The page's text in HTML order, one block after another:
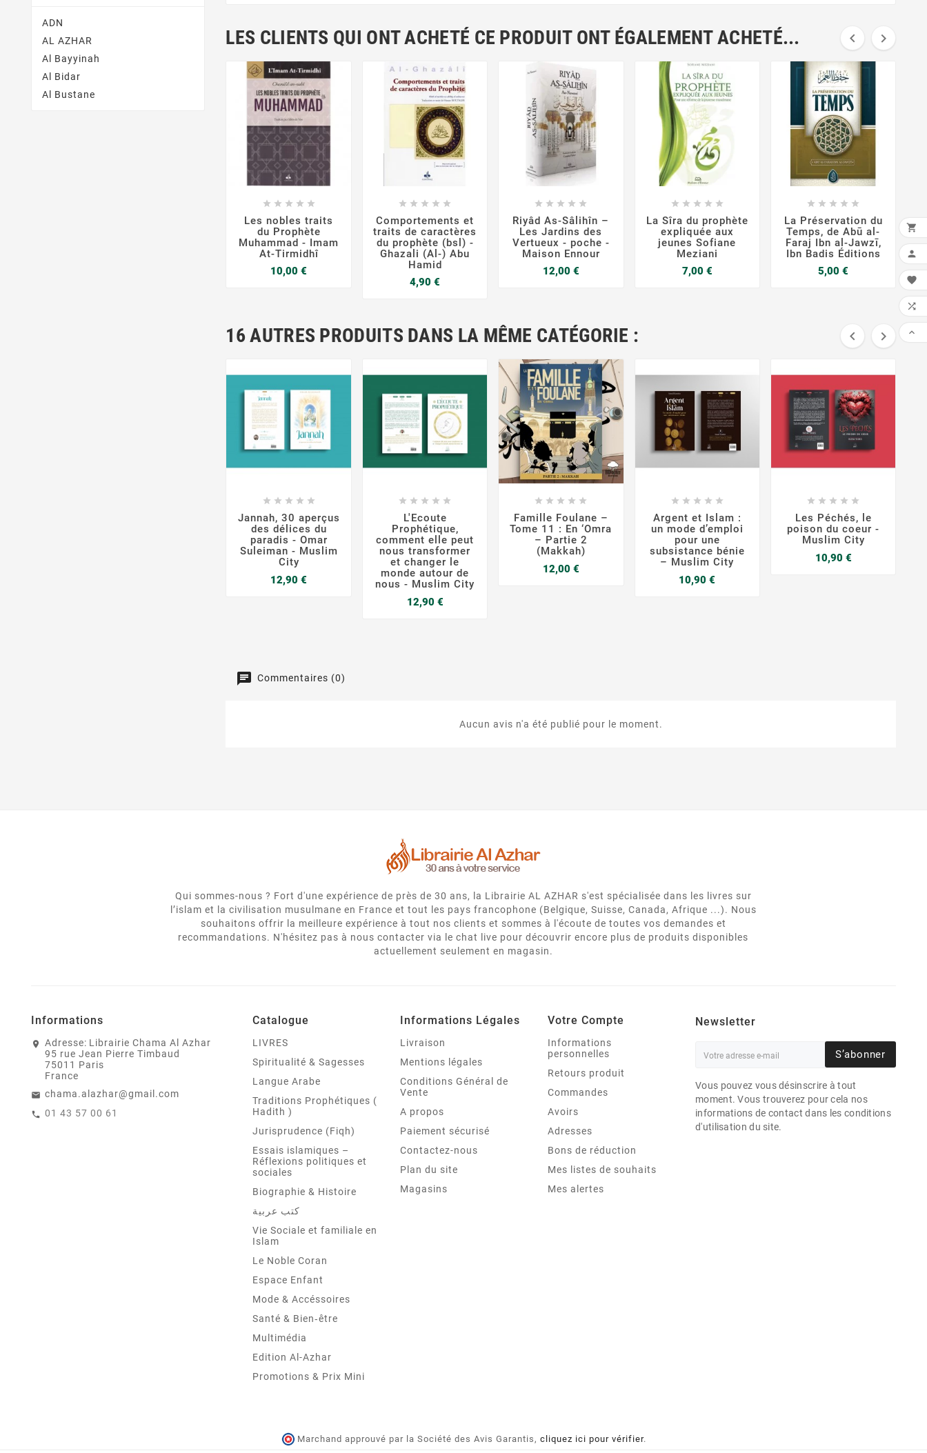
ADN
AL AZHAR
Al Bayyinah
Al Bidar
Al Bustane
LES CLIENTS QUI ONT ACHETÉ CE PRODUIT ONT ÉGALEMENT ACHETÉ...  
 


    
Les nobles traits
du Prophète
Muhammad - Imam
At-Tirmidhî
10,00 €

    
Comportements et
traits de caractères
du prophète (bsl) -
Ghazali (Al-) Abu
Hamid
4,90 €
 

    
Riyâd As-Sâlihîn –
Les Jardins des
Vertueux - poche -
Maison Ennour
12,00 €Prix
 

    
La Sîra du prophète
expliquée aux
jeunes Sofiane
Meziani
7,00 €Prix
 


    
La Préservation du
Temps, de Abū al-
Faraj Ibn al-Jawzī,
Ibn Badis Éditions
5,00 €
16 AUTRES PRODUITS DANS LA MÊME CATÉGORIE :  
    
Jannah, 30 aperçus
des délices du
paradis - Omar
Suleiman - Muslim
City
12,90 €
    
L'Ecoute
Prophétique,
comment elle peut
nous transformer
et changer le
monde autour de
nous - Muslim City
12,90 €Prix
 

    
Famille Foulane –
Tome 11 : En ‘Omra
– Partie 2
(Makkah)
12,00 €Prix
    
Argent et Islam :
un mode d’emploi
pour une
subsistance bénie
– Muslim City
10,90 €
    
Les Péchés, le
poison du coeur -
Muslim City
10,90 €Prix
Commentaires (0)
Aucun avis n'a été publié pour le moment.
Qui sommes-nous ? Fort d'une expérience de près de 30 ans, la Librairie AL AZHAR s'est spécialisée dans les livres sur
l’islam et la civilisation musulmane en France et tout les pays francophone (Belgique, Suisse, Canada, Afrique ...). Nous
souhaitons offrir la meilleure expérience à tout nos clients et sommes à l'écoute de toutes vos demandes et
recommandations. N'hésitez pas à nous contacter via le chat live pour découvrir encore plus de produits disponibles
actuellement seulement en magasin.
Informations
Adresse: Librairie Chama Al Azhar
95 rue Jean Pierre Timbaud
75011 Paris
France
chama.alazhar@gmail.com
01 43 57 00 61
Catalogue
LIVRES
Spiritualité & Sagesses
Langue Arabe
Traditions Prophétiques (
Hadith )
Jurisprudence (Fiqh)
Essais islamiques –
Réflexions politiques et
sociales
Biographie & Histoire
كتب عربية
Vie Sociale et familiale en
Islam
Le Noble Coran
Espace Enfant
Mode & Accéssoires
Santé & Bien‑être
Multimédia
Edition Al-Azhar
Promotions & Prix Mini
Informations Légales
Livraison
Mentions légales
Conditions Général de
Vente
A propos
Paiement sécurisé
Contactez-nous
Plan du site
Magasins
Votre Compte
Informations
personnelles
Retours produit
Commandes
Avoirs
Adresses
Bons de réduction
Mes listes de souhaits
Mes alertes
Newsletter
S’abonner
Vous pouvez vous désinscrire à tout
moment. Vous trouverez pour cela nos
informations de contact dans les conditions
d'utilisation du site.
Marchand approuvé par la Société des Avis Garantis, cliquez ici pour vérifier.




